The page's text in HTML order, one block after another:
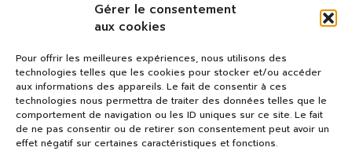
Gérer le consentement
aux cookies
Pour offrir les meilleures expériences, nous utilisons des
technologies telles que les cookies pour stocker et/ou accéder
aux informations des appareils. Le fait de consentir à ces
technologies nous permettra de traiter des données telles que le
comportement de navigation ou les ID uniques sur ce site. Le fait
de ne pas consentir ou de retirer son consentement peut avoir un
effet négatif sur certaines caractéristiques et fonctions.